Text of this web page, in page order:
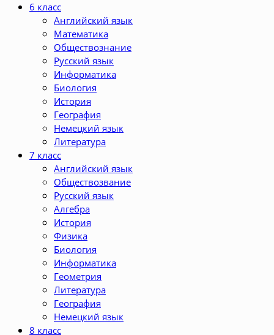
6 класс
Английский язык
Математика
Обществознание
Русский язык
Информатика
Биология
История
География
Немецкий язык
Литература
7 класс
Английский язык
Обществозвание
Русский язык
Алгебра
История
Физика
Биология
Информатика
Геометрия
Литература
География
Немецкий язык
8 класс